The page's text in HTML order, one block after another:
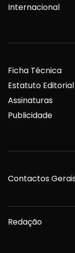
Internacional
Ficha Técnica
Estatuto Editorial
Assinaturas
Publicidade
Contactos
Redação